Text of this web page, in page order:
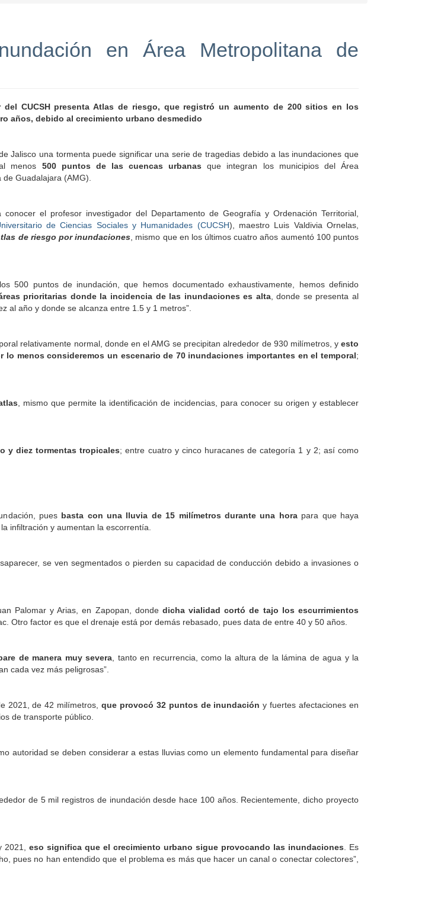
en Área Metropolitana de
del CUCSH presenta Atlas de riesgo, que registró un aumento de 200 sitios en los
años, debido al crecimiento urbano desmedido
Jalisco una tormenta puede significar una serie de tragedias debido a las inundaciones que
menos 500 puntos de las cuencas urbanas que integran los municipios del Área
de Guadalajara (AMG).
el profesor investigador del Departamento de Geografía y Ordenación Territorial,
de Ciencias Sociales y Humanidades (CUCSH), maestro Luis Valdivia Ornelas,
de riesgo por inundaciones , mismo que en los últimos cuatro años aumentó 100 puntos
500 puntos de inundación, que hemos documentado exhaustivamente, hemos definido
prioritarias donde la incidencia de las inundaciones es alta, donde se presenta al
al año y donde se alcanza entre 1.5 y 1 metros”.
relativamente normal, donde en el AMG se precipitan alrededor de 930 milímetros, y esto
lo menos consideremos un escenario de 70 inundaciones importantes en el temporal;
, mismo que permite la identificación de incidencias, para conocer su origen y establecer
y diez tormentas tropicales; entre cuatro y cinco huracanes de categoría 1 y 2; así como
pues basta con una lluvia de 15 milímetros durante una hora para que haya
infiltración y aumentan la escorrentía.
se ven segmentados o pierden su capacidad de conducción debido a invasiones o
Palomar y Arias, en Zapopan, donde dicha vialidad cortó de tajo los escurrimientos
Otro factor es que el drenaje está por demás rebasado, pues data de entre 40 y 50 años.
de manera muy severa , tanto en recurrencia, como la altura de la lámina de agua y la
cada vez más peligrosas”.
2021, de 42 milímetros,que provocó 32 puntos de inundación y fuertes afectaciones en
de transporte público.
autoridad se deben considerar a estas lluvias como un elemento fundamental para diseñar
de 5 mil registros de inundación desde hace 100 años. Recientemente, dicho proyecto
2021, eso significa que el crecimiento urbano sigue provocando las inundaciones . Es
pues no han entendido que el problema es más que hacer un canal o conectar colectores”,